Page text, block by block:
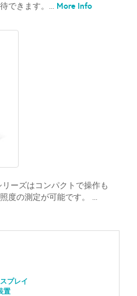
できます。... More Info
ーズはコンパクトで操作も
度の測定が可能です。 ...
プレイ
置